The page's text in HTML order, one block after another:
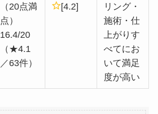
（20点満
点）
16.4/20
（★4.1
／63件）
[4.2]
リング・
施術・仕
上がりす
べてにお
いて満足
度が高い